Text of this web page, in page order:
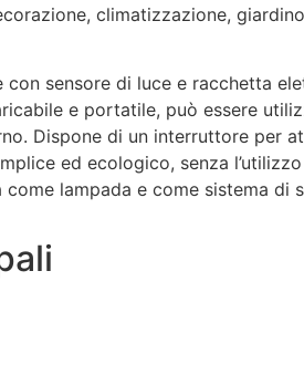
climatizzazione,
con sensore di luce e racchetta
e portatile, può essere
Dispone di un interruttore per
ed ecologico, senza
lampada e come sistema di